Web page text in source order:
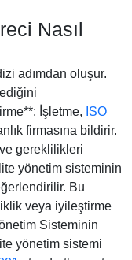
Nasıl
adımdan oluşur.
İşletme, ISO
firmasına bildirir.
gereklilikleri
yönetim sisteminin
Bu
veya iyileştirme
Sisteminin
yönetim sistemi